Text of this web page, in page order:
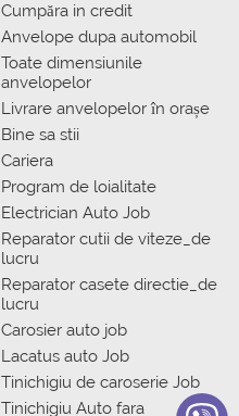
Сumpăra in credit
Anvelope dupa automobil
Toate dimensiunile
anvelopelor
Livrare anvelopelor în orașe
Bine sa stii
Cariera
Program de loialitate
Electrician Auto Job
Reparator cutii de viteze_de
lucru
Reparator casete directie_de
lucru
Carosier auto job
Lacatus auto Job
Tinichigiu de caroserie Job
Tinichigiu Auto fara